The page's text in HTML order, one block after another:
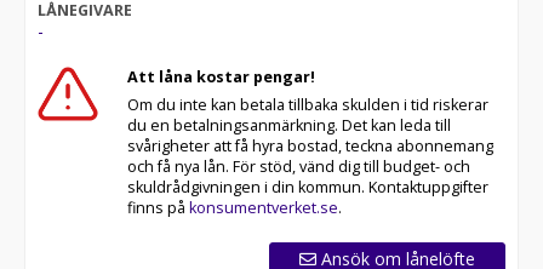
LÅNEGIVARE
-
Att låna kostar pengar!
Om du inte kan betala tillbaka skulden i tid riskerar
du en betalningsanmärkning. Det kan leda till
svårigheter att få hyra bostad, teckna abonnemang
och få nya lån. För stöd, vänd dig till budget- och
skuldrådgivningen i din kommun. Kontaktuppgifter
finns på konsumentverket.se.
Ansök om lånelöfte